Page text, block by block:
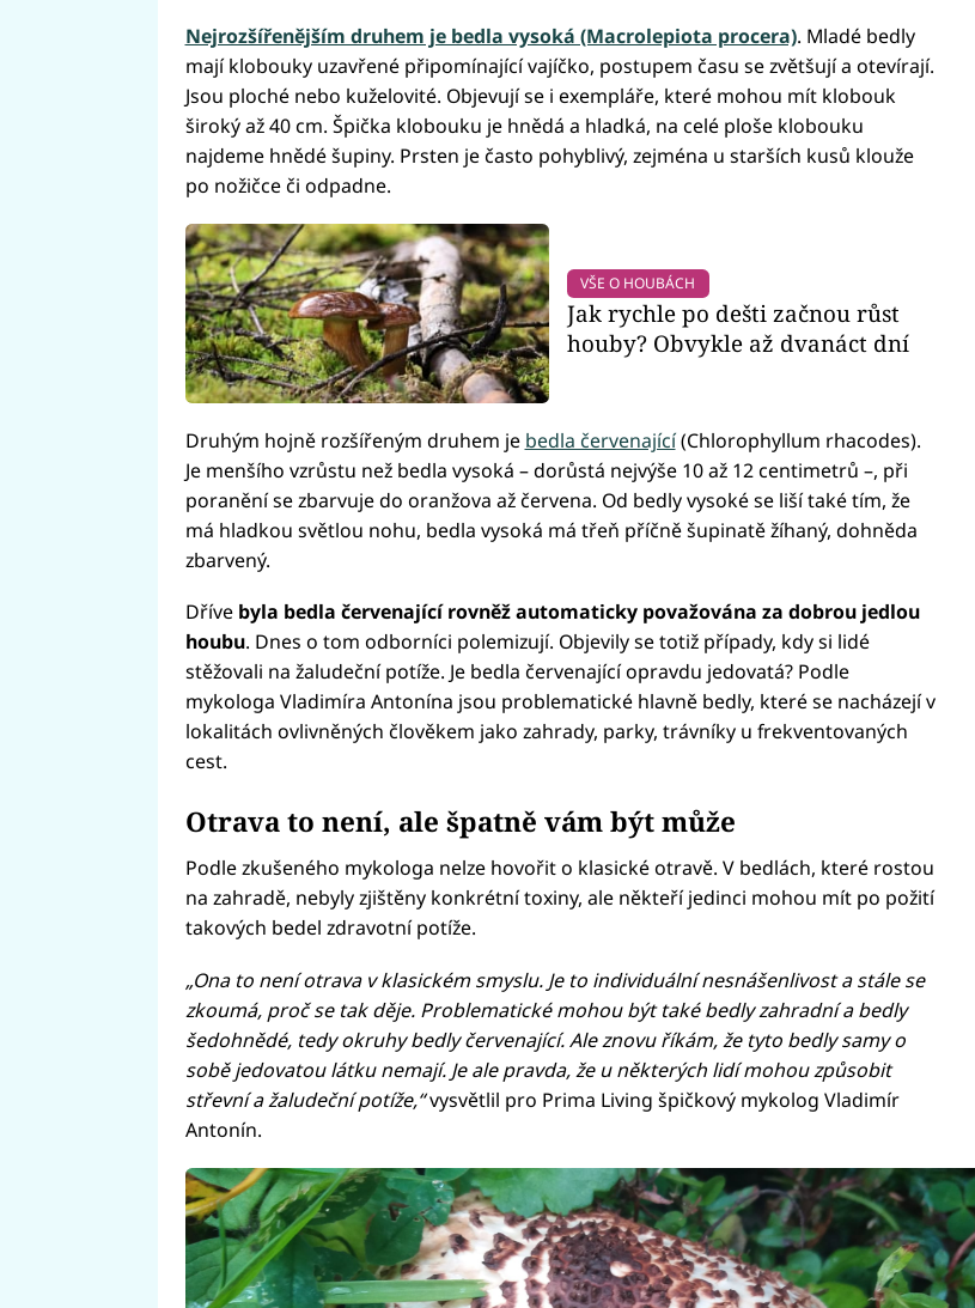
Nejrozšířenějším druhem je bedla vysoká (Macrolepiota procera). Mladé bedly
mají klobouky uzavřené připomínající vajíčko, postupem času se zvětšují a otevírají.
Jsou ploché nebo kuželovité. Objevují se i exempláře, které mohou mít klobouk
široký až 40 cm. Špička klobouku je hnědá a hladká, na celé ploše klobouku
najdeme hnědé šupiny. Prsten je často pohyblivý, zejména u starších kusů klouže
po nožičce či odpadne.
VŠE O HOUBÁCH
Jak rychle po dešti začnou růst
houby? Obvykle až dvanáct dní
Druhým hojně rozšířeným druhem je bedla červenající(Chlorophyllum rhacodes).
Je menšího vzrůstu než bedla vysoká – dorůstá nejvýše 10 až 12 centimetrů –, při
poranění se zbarvuje do oranžova až červena. Od bedly vysoké se liší také tím, že
má hladkou světlou nohu, bedla vysoká má třeň příčně šupinatě žíhaný, dohněda
zbarvený.
Dříve byla bedla červenající rovněž automaticky považována za dobrou jedlou
houbu. Dnes o tom odborníci polemizují. Objevily se totiž případy, kdy si lidé
stěžovali na žaludeční potíže. Je bedla červenající opravdu jedovatá? Podle
mykologa Vladimíra Antonína jsou problematické hlavně bedly, které se nacházejí v
lokalitách ovlivněných člověkem jako zahrady, parky, trávníky u frekventovaných
cest.
Otrava to není, ale špatně vám být může
Podle zkušeného mykologa nelze hovořit o klasické otravě. V bedlách, které rostou
na zahradě, nebyly zjištěny konkrétní toxiny, ale někteří jedinci mohou mít po požití
takových bedel zdravotní potíže.
„Ona to není otrava v klasickém smyslu. Je to individuální nesnášenlivost a stále se
zkoumá, proč se tak děje. Problematické mohou být také bedly zahradní a bedly
šedohnědé, tedy okruhy bedly červenající. Ale znovu říkám, že tyto bedly samy o
sobě jedovatou látku nemají. Je ale pravda, že u některých lidí mohou způsobit
střevní a žaludeční potíže,“vysvětlil pro Prima Living špičkový mykolog Vladimír
Antonín.